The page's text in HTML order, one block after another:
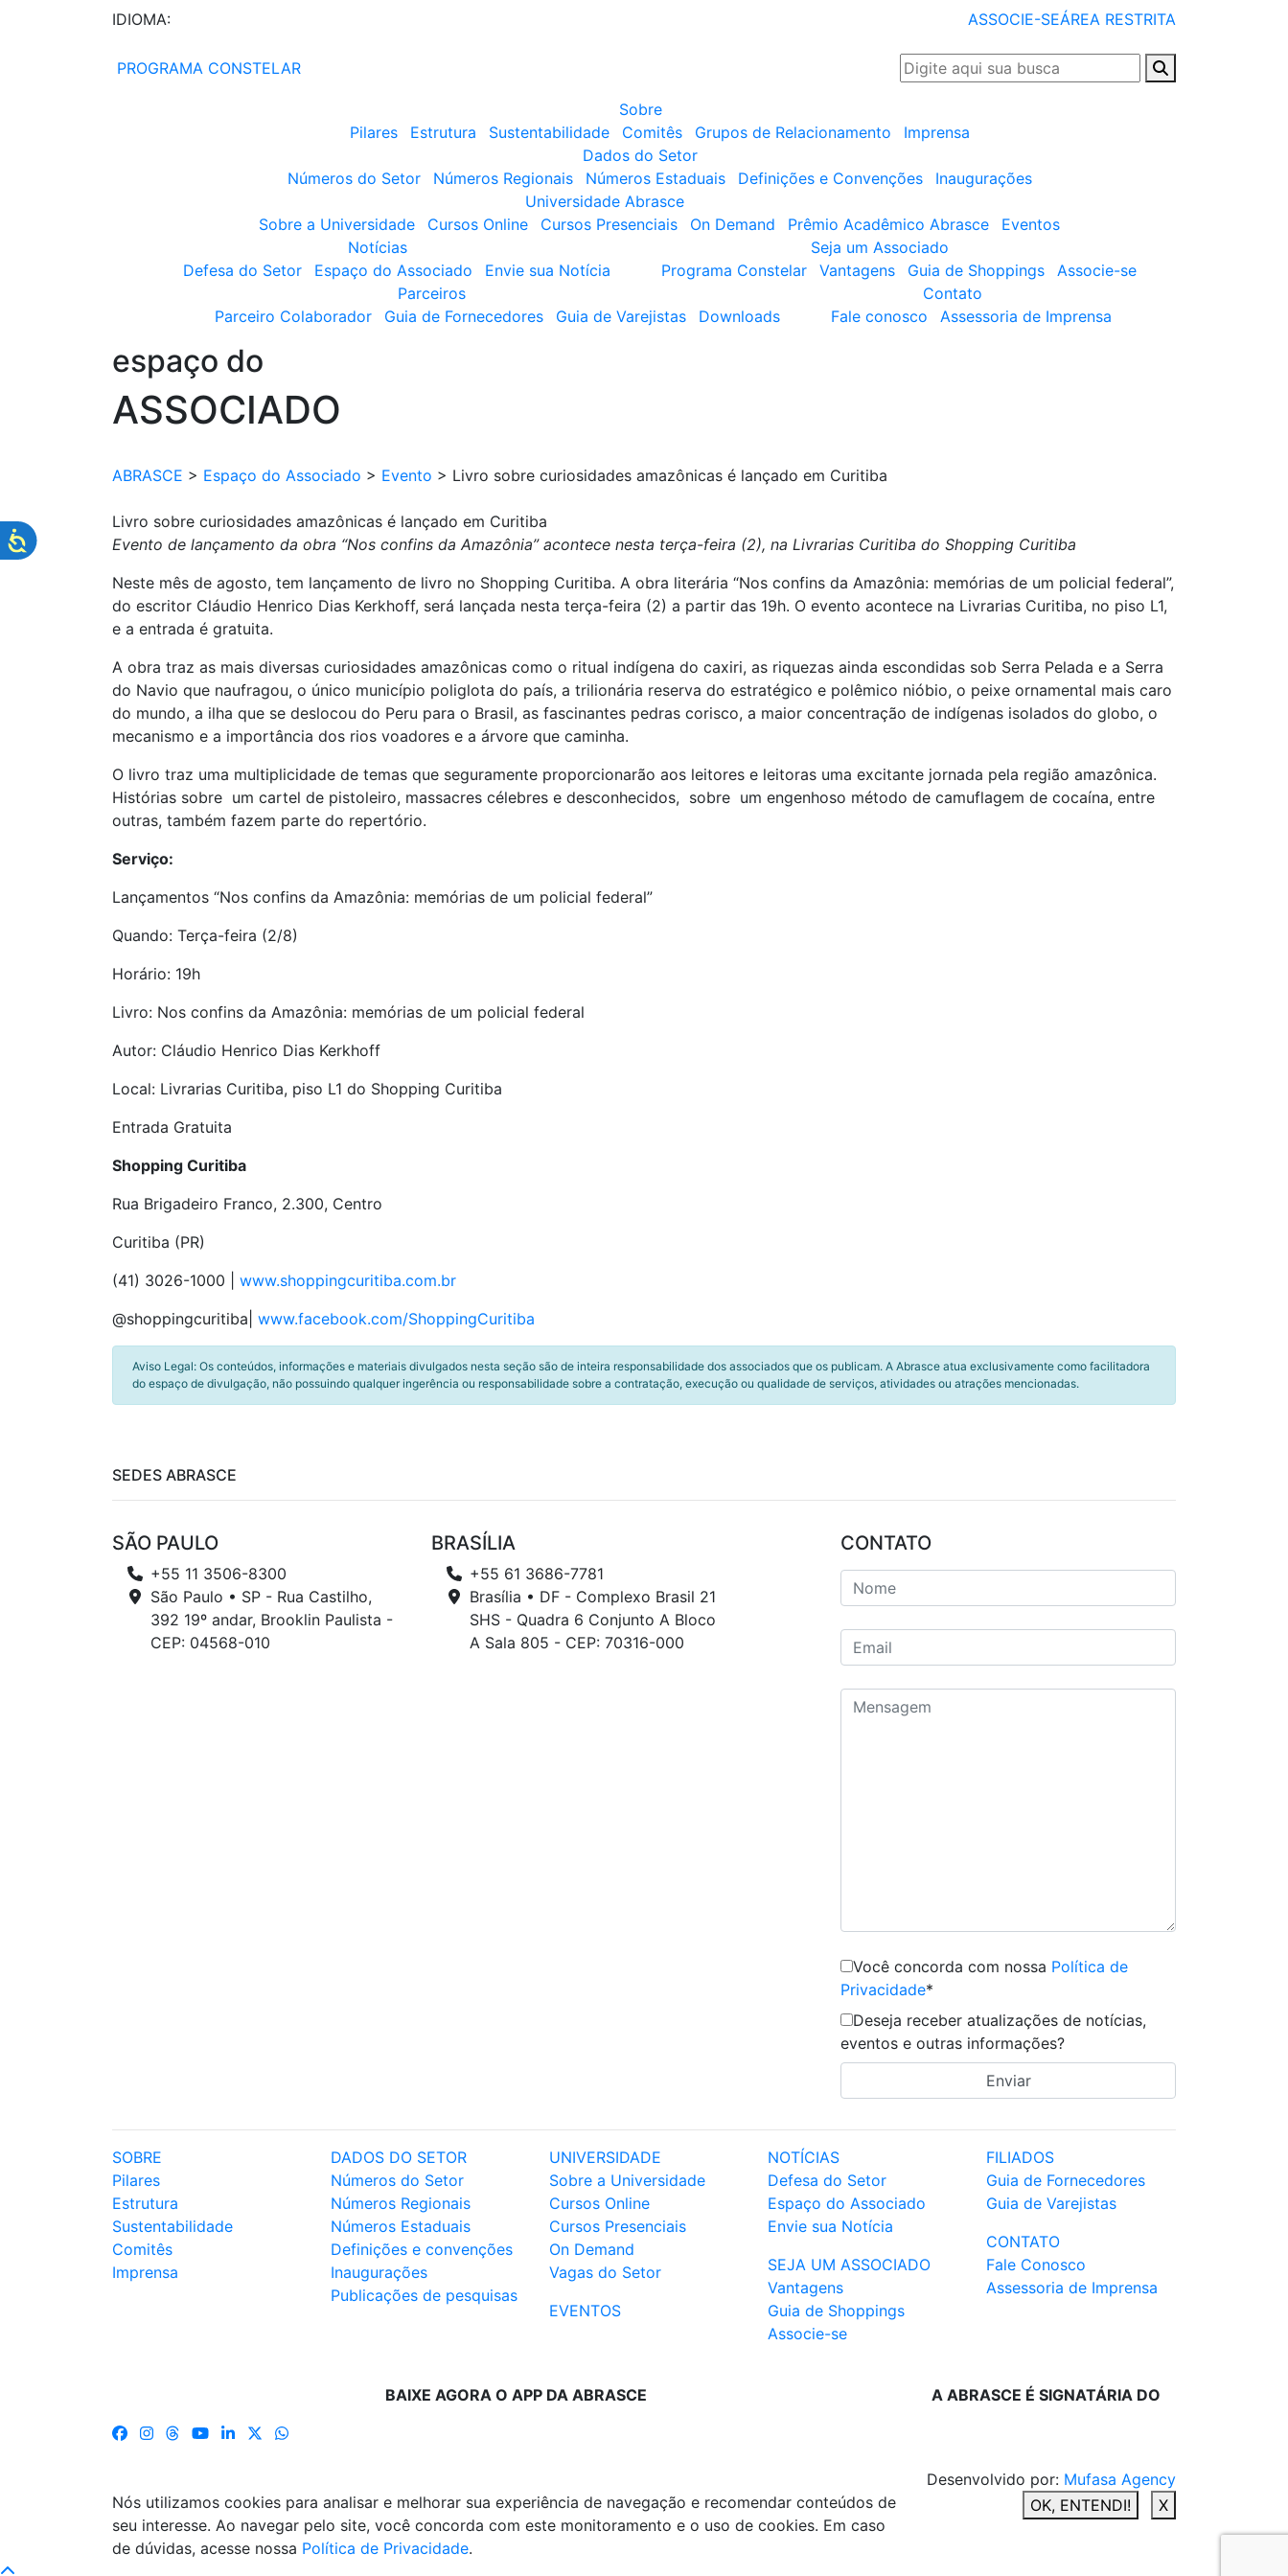
IDIOMA: ASSOCIE-SEÁREA RESTRITA
PROGRAMA CONSTELAR
Sobre
Pilares
Estrutura Sustentabilidade Comitês Grupos de Relacionamento
Imprensa
Dados do Setor
Números do Setor
Números Regionais Números Estaduais Definições e Convenções
Inaugurações
Universidade Abrasce
Sobre a Universidade
Cursos Online Cursos Presenciais On Demand Prêmio Acadêmico Abrasce
Eventos
Notícias
Defesa do Setor
Espaço do Associado Envie sua Notícia
Seja um Associado
Programa Constelar
Vantagens Guia de Shoppings
Associe-se
Parceiros
Parceiro Colaborador
Guia de Fornecedores Guia de Varejistas Downloads
Contato
Fale conosco
Assessoria de Imprensa
espaço do
ASSOCIADO
ABRASCE > Espaço do Associado > Evento > Livro sobre curiosidades amazônicas é lançado em Curitiba
Livro sobre curiosidades amazônicas é lançado em Curitiba
Evento de lançamento da obra “Nos confins da Amazônia” acontece nesta terça-feira (2), na Livrarias Curitiba do Shopping Curitiba
Neste mês de agosto, tem lançamento de livro no Shopping Curitiba. A obra literária “Nos confins da Amazônia: memórias de um policial federal”,
do escritor Cláudio Henrico Dias Kerkhoff, será lançada nesta terça-feira (2) a partir das 19h. O evento acontece na Livrarias Curitiba, no piso L1,
e a entrada é gratuita.
A obra traz as mais diversas curiosidades amazônicas como o ritual indígena do caxiri, as riquezas ainda escondidas sob Serra Pelada e a Serra
do Navio que naufragou, o único município poliglota do país, a trilionária reserva do estratégico e polêmico nióbio, o peixe ornamental mais caro
do mundo, a ilha que se deslocou do Peru para o Brasil, as fascinantes pedras corisco, a maior concentração de indígenas isolados do globo, o
mecanismo e a importância dos rios voadores e a árvore que caminha.
O livro traz uma multiplicidade de temas que seguramente proporcionarão aos leitores e leitoras uma excitante jornada pela região amazônica.
Histórias sobre um cartel de pistoleiro, massacres célebres e desconhecidos, sobre um engenhoso método de camuflagem de cocaína, entre
outras, também fazem parte do repertório.
Serviço:
Lançamentos “Nos confins da Amazônia: memórias de um policial federal”
Quando: Terça-feira (2/8)
Horário: 19h
Livro: Nos confins da Amazônia: memórias de um policial federal
Autor: Cláudio Henrico Dias Kerkhoff
Local: Livrarias Curitiba, piso L1 do Shopping Curitiba
Entrada Gratuita
Shopping Curitiba
Rua Brigadeiro Franco, 2.300, Centro
Curitiba (PR)
(41) 3026-1000 |
www.shoppingcuritiba.com.br
@shoppingcuritiba| www.facebook.com/ShoppingCuritiba
Aviso Legal: Os conteúdos, informações e materiais divulgados nesta seção são de inteira responsabilidade dos associados que os publicam. A Abrasce atua exclusivamente como facilitadora
do espaço de divulgação, não possuindo qualquer ingerência ou responsabilidade sobre a contratação, execução ou qualidade de serviços, atividades ou atrações mencionadas.
SEDES ABRASCE
SÃO PAULO
+55 11 3506-8300
São Paulo • SP - Rua Castilho,
392 19º andar, Brooklin Paulista -
CEP: 04568-010
BRASÍLIA
+55 61 3686-7781
Brasília • DF - Complexo Brasil 21
SHS - Quadra 6 Conjunto A Bloco
A Sala 805 - CEP: 70316-000
CONTATO
Você concorda com nossa Política de
Privacidade*
Deseja receber atualizações de notícias,
eventos e outras informações?
SOBRE
Pilares
Estrutura
Sustentabilidade
Comitês
Imprensa
DADOS DO SETOR
Números do Setor
Números Regionais
Números Estaduais
Definições e convenções
Inaugurações
Publicações de pesquisas
UNIVERSIDADE
Sobre a Universidade
Cursos Online
Cursos Presenciais
On Demand
Vagas do Setor
EVENTOS
NOTÍCIAS
Defesa do Setor
Espaço do Associado
Envie sua Notícia
SEJA UM ASSOCIADO
Vantagens
Guia de Shoppings
Associe-se
FILIADOS
Guia de Fornecedores
Guia de Varejistas
CONTATO
Fale Conosco
Assessoria de Imprensa
BAIXE AGORA O APP DA ABRASCE A ABRASCE É SIGNATÁRIA DO
Desenvolvido por: Mufasa Agency
Nós utilizamos cookies para analisar e melhorar sua experiência de navegação e recomendar conteúdos de
seu interesse. Ao navegar pelo site, você concorda com este monitoramento e o uso de cookies. Em caso
de dúvidas, acesse nossa Política de Privacidade.
OK, ENTENDI! X